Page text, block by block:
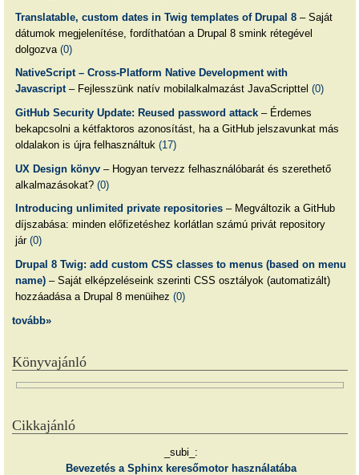
Translatable, custom dates in Twig templates of Drupal 8– Saját
dátumok megjelenítése, fordíthatóan a Drupal 8 smink rétegével
dolgozva (0)
NativeScript – Cross-Platform Native Development with
Javascript– Fejlesszünk natív mobilalkalmazást JavaScripttel (0)
GitHub Security Update: Reused password attack– Érdemes
bekapcsolni a kétfaktoros azonosítást, ha a GitHub jelszavunkat más
oldalakon is újra felhasználtuk (17)
UX Design könyv– Hogyan tervezz felhasználóbarát és szerethető
alkalmazásokat? (0)
Introducing unlimited private repositories– Megváltozik a GitHub
díjszabása: minden előfizetéshez korlátlan számú privát repository
jár (0)
Drupal 8 Twig: add custom CSS classes to menus (based on menu
name)– Saját elképzeléseink szerinti CSS osztályok (automatizált)
hozzáadása a Drupal 8 menüihez (0)
tovább»
Könyvajánló
Cikkajánló
_subi_:
Bevezetés a Sphinx keresőmotor használatába